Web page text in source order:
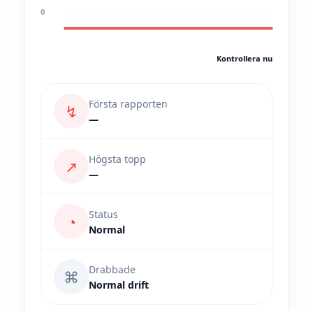
0
Kontrollera nu
↯
Första rapporten
—
↗
Högsta topp
—
◔
Status
Normal
⌘
Drabbade
Normal drift